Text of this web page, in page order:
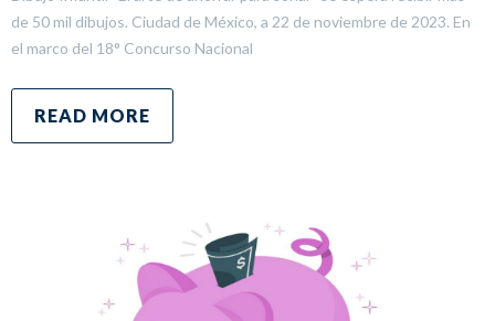
de 50 mil dibujos. Ciudad de México, a 22 de noviembre de 2023. En
el marco del 18° Concurso Nacional
READ MORE